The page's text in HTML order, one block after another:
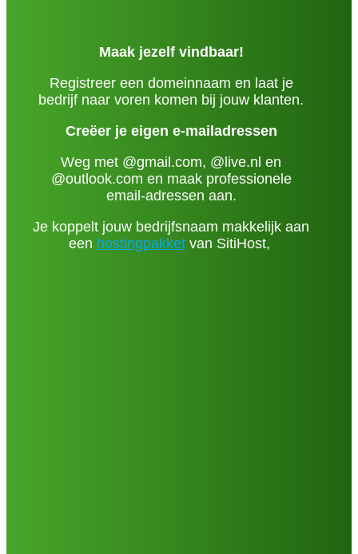
Maak jezelf vindbaar!
Registreer een domeinnaam en laat je
bedrijf naar voren komen bij jouw klanten.
Creëer je eigen e-mailadressen
Weg met @gmail.com, @live.nl en
@outlook.com en maak professionele
email-adressen aan.
Je koppelt jouw bedrijfsnaam makkelijk aan
een hostingpakketvan SitiHost,